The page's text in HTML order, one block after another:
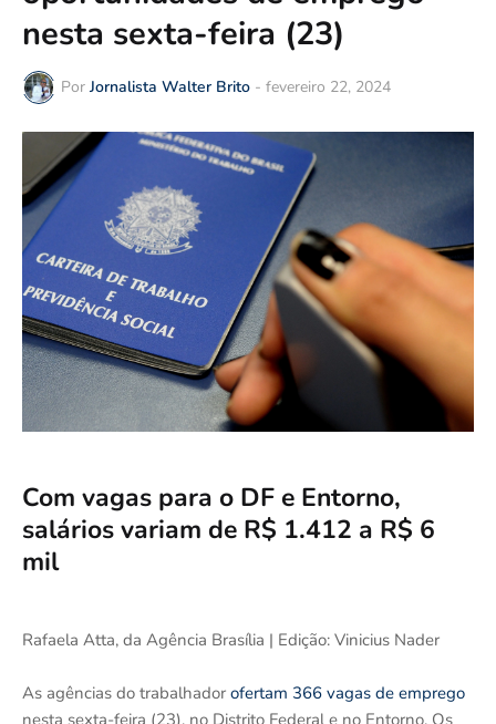
nesta sexta-feira (23)
Por Jornalista Walter Brito - fevereiro 22, 2024
Com vagas para o DF e Entorno,
salários variam de R$ 1.412 a R$ 6
mil
Rafaela Atta, da Agência Brasília | Edição: Vinicius Nader
As agências do trabalhador ofertam 366 vagas de emprego
nesta sexta-feira (23), no Distrito Federal e no Entorno. Os